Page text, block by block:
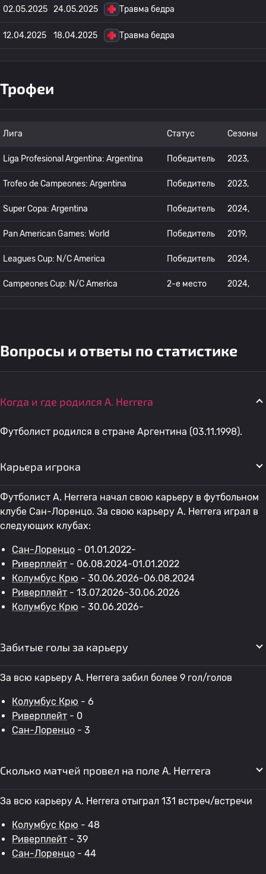
02.05.2025 24.05.2025 Травма бедра
12.04.2025 18.04.2025 Травма бедра
Трофеи
Лига Статус Сезоны
Liga Profesional Argentina: Argentina Победитель 2023,
Trofeo de Campeones: Argentina Победитель 2023,
Super Copa: Argentina Победитель 2024,
Pan American Games: World Победитель 2019,
Leagues Cup: N/C America Победитель 2024,
Campeones Cup: N/C America 2-е место 2024,
Вопросы и ответы по статистике
Когда и где родился A. Herrera
Футболист родился в стране Аргентина (03.11.1998).
Карьера игрока
Футболист A. Herrera начал свою карьеру в футбольном
клубе Сан-Лоренцо. За свою карьеру A. Herrera играл в
следующих клубах:
Сан-Лоренцо - 01.01.2022-
Риверплейт - 06.08.2024-01.01.2022
Колумбус Крю - 30.06.2026-06.08.2024
Риверплейт - 13.07.2026-30.06.2026
Колумбус Крю - 30.06.2026-
Забитые голы за карьеру
За всю карьеру A. Herrera забил более 9 гол/голов
Колумбус Крю - 6
Риверплейт - 0
Сан-Лоренцо - 3
Сколько матчей провел на поле A. Herrera
За всю карьеру A. Herrera отыграл 131 встреч/встречи
Колумбус Крю - 48
Риверплейт - 39
Сан-Лоренцо - 44